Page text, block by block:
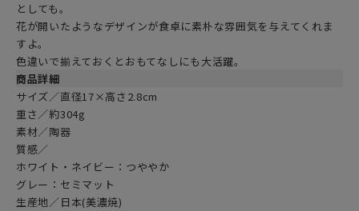
としても。
花が開いたようなデザインが食卓に素朴な雰囲気を与えてくれま
すよ。
色違いで揃えておくとおもてなしにも大活躍。
商品詳細
サイズ／直径17×高さ2.8cm
重さ／約304g
素材／陶器
質感／
ホワイト・ネイビー：つややか
グレー：セミマット
生産地／日本(美濃焼)